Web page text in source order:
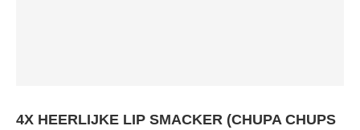
4X HEERLIJKE LIP SMACKER (CHUPA CHUPS